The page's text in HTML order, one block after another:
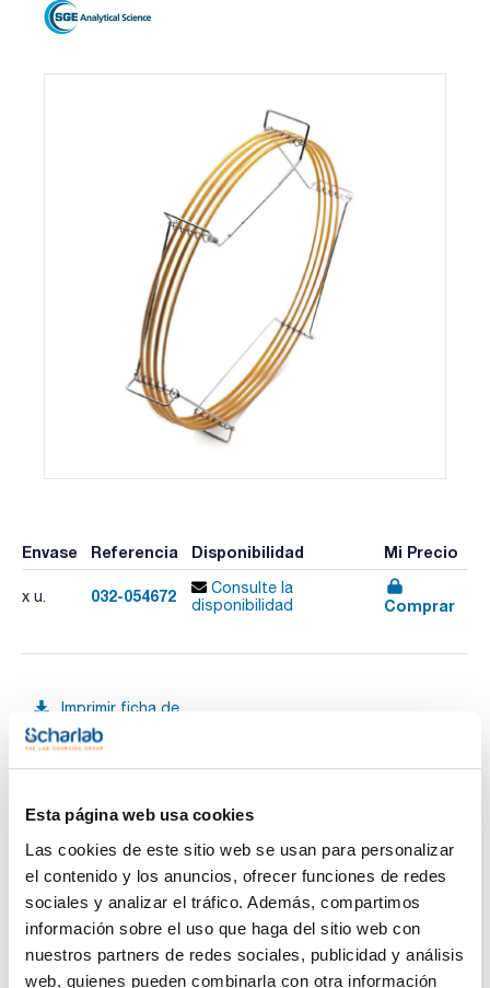
Esta página web usa cookies
Las cookies de este sitio web se usan para personalizar
el contenido y los anuncios, ofrecer funciones de redes
sociales y analizar el tráfico. Además, compartimos
información sobre el uso que haga del sitio web con
nuestros partners de redes sociales, publicidad y análisis
web, quienes pueden combinarla con otra información
Envase Referencia Disponibilidad Mi Precio
x u. 032-054672
Consulte la
disponibilidad
Comprar
Imprimir ficha de
producto
Características
Longitud (m) : 30
Pack (u.) : 1
Fase única de alta temperatura equivalente a 5% Fenil 95%
Policarborano-siloxano.
- Ultra alta temperatura
- Ideal para destilación simulada y otras aplicaciones de
petróleo
- Disponibles con revestimiento de aluminio (Alum.) y con
Ver más
Documentación técnica
TDS / Ficha técnica
COA